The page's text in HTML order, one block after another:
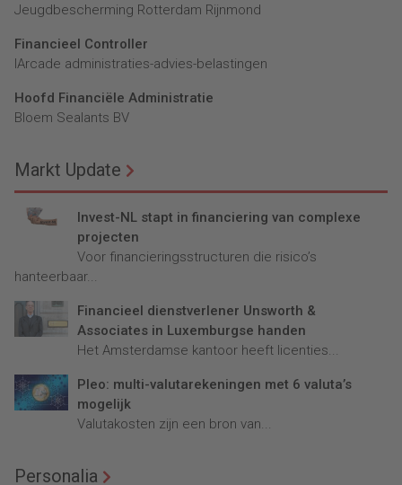
Jeugdbescherming Rotterdam Rijnmond
Financieel Controller
lArcade administraties-advies-belastingen
Hoofd Financiële Administratie
Bloem Sealants BV
Markt Update
Invest-NL stapt in financiering van complexe
projecten
Voor financieringsstructuren die risico’s
hanteerbaar...
Financieel dienstverlener Unsworth &
Associates in Luxemburgse handen
Het Amsterdamse kantoor heeft licenties...
Pleo: multi-valutarekeningen met 6 valuta’s
mogelijk
Valutakosten zijn een bron van...
Personalia